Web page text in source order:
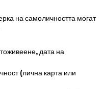
на самоличността могат
дата на
(лична карта или